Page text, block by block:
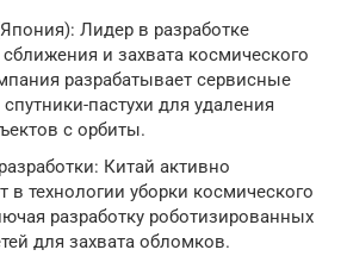
Лидер в разработке
сближения и захвата космического
разрабатывает сервисные
пастухи для удаления
с орбиты.
Китай активно
в технологии уборки космического
разработку роботизированных
для захвата обломков.